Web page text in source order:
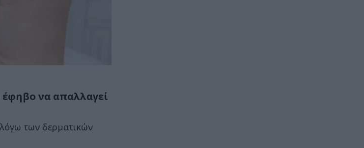
να απαλλαγεί
λόγω των δερματικών